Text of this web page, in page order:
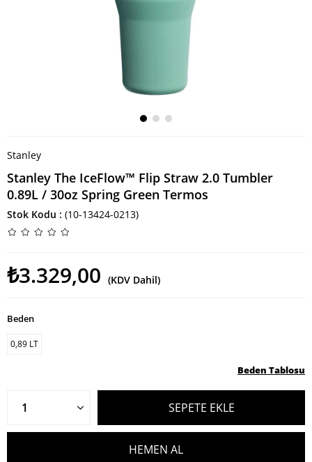
Stanley
Stanley The IceFlow™ Flip Straw 2.0 Tumbler
0.89L / 30oz Spring Green Termos
Stok Kodu (10-13424-0213)
₺3.329,00 (KDV Dahil)
Beden
0,89 LT
Beden Tablosu